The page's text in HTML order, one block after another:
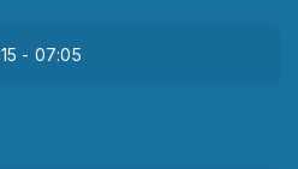
- 07:05